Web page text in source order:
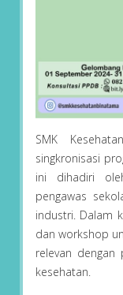
SMK
singkronisasi
ini dihadiri
pengawas
industri. Dalam
dan workshop
relevan
kesehatan.